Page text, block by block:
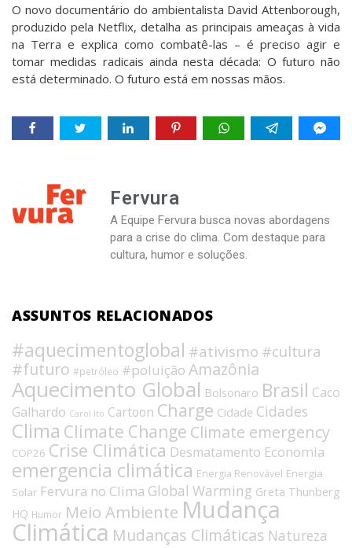
O novo documentário do ambientalista David Attenborough,
produzido pela Netflix, detalha as principais ameaças à vida
na Terra e explica como combatê-las – é preciso agir e
tomar medidas radicais ainda nesta década: O futuro não
está determinado. O futuro está em nossas mãos.
Fervura
A Equipe Fervura busca novas abordagens
para a crise do clima. Com destaque para
cultura, humor e soluções.
ASSUNTOS RELACIONADOS
#aquecimentoglobal #ativismo #cultura
#futuro #petróleo #poluição Amazônia
Aquecimento Global Bolsonaro Brasil Caco
Galhardo Carol Ito Cartoon Charge Cidade Cidades
Clima Climate Change Climate emergency
COP26 Crise Climática Desmatamento Economia
emergencia climática Energia Renovável Energia
Solar Fervura no Clima Global Warming Greta Thunberg
HQ Humor Meio Ambiente Mudança
Climática Mudanças Climáticas Natureza